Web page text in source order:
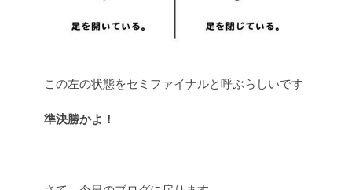
この左の状態をセミファイナルと呼ぶらしいです
準決勝かよ！